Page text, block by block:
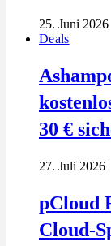
25. Juni 2026
Deals
30 €
27. Juli 2026
pCloud
Cloud-